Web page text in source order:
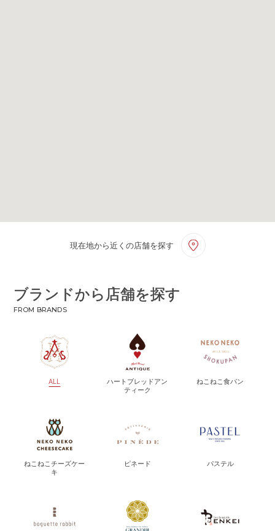
現在地から近くの店舗を探す
ブランドから店舗を探す
FROM BRANDS
ALL
ハートブレッドアン
ティーク
ねこねこ食パン
ねこねこチーズケー
キ
ピネード パステル